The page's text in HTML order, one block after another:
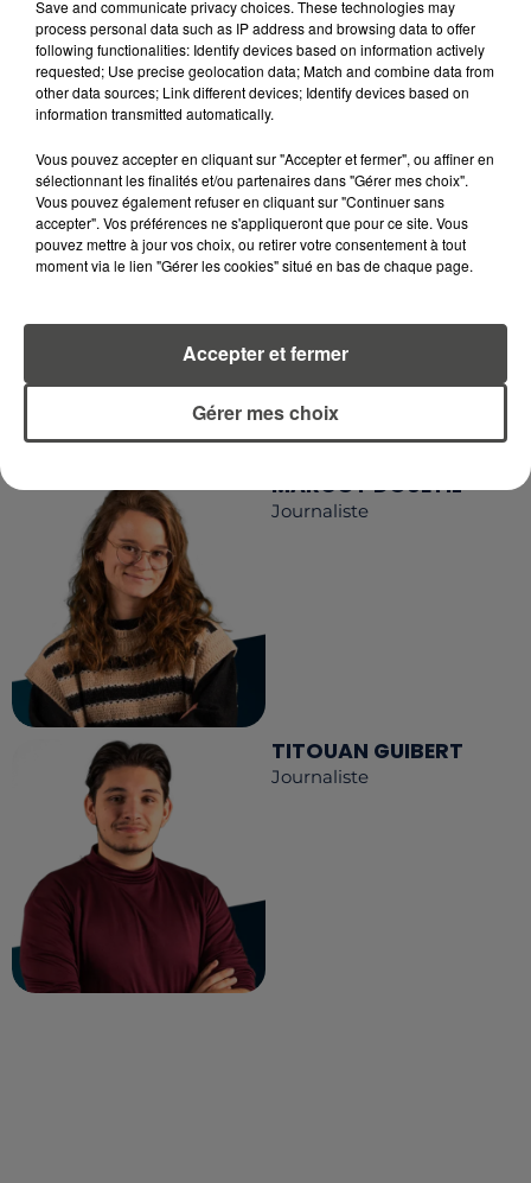
LA RÉDACTION
RCA
DIMITRI COUTAND
Journaliste
MARGOT DOUÉTIL
Journaliste
TITOUAN GUIBERT
Journaliste
Save and communicate privacy choices. These technologies may
process personal data such as IP address and browsing data to offer
following functionalities: Identify devices based on information actively
requested; Use precise geolocation data; Match and combine data from
other data sources; Link different devices; Identify devices based on
information transmitted automatically.
Vous pouvez accepter en cliquant sur "Accepter et fermer", ou affiner en
sélectionnant les finalités et/ou partenaires dans "Gérer mes choix".
Vous pouvez également refuser en cliquant sur "Continuer sans
accepter". Vos préférences ne s'appliqueront que pour ce site. Vous
pouvez mettre à jour vos choix, ou retirer votre consentement à tout
moment via le lien "Gérer les cookies" situé en bas de chaque page.
Gérer mes choix
Accepter et fermer